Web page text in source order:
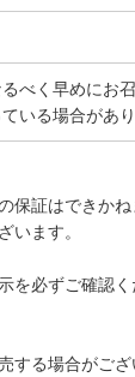
べく早めに
る場合があり
保証はできかね
います。
を必ずご確認く
する場合がござ